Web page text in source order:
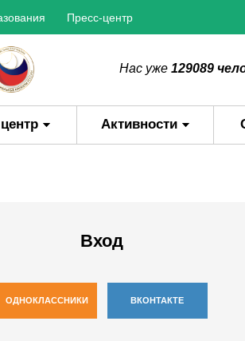
Пресс-центр
Нас уже 129089
Активности
Вход
ОДНОКЛАССНИКИ ВКОНТАКТЕ